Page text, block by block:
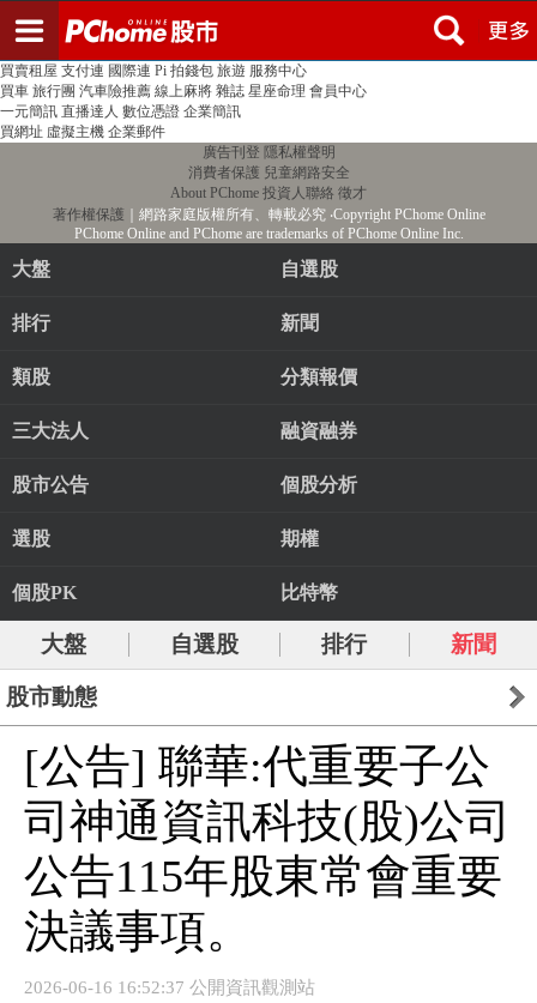
PChome首頁 線上購物 24h購物 書店
買賣租屋 支付連 國際連 Pi 拍錢包 旅遊 服務中心
買車 旅行團 汽車險推薦 線上麻將 雜誌 星座命理 會員中心
一元簡訊 直播達人 數位憑證 企業簡訊
買網址 虛擬主機 企業郵件
廣告刊登 隱私權聲明
消費者保護 兒童網路安全
About PChome 投資人聯絡 徵才
著作權保護 ｜網路家庭版權所有、轉載必究‧Copyright PChome Online
PChome Online and PChome are trademarks of PChome Online Inc.
大盤 自選股
排行 新聞
類股 分類報價
三大法人 融資融券
股市公告 個股分析
選股 期權
個股PK 比特幣
大盤 自選股 排行 新聞
股市動態
[公告] 聯華:代重要子公
司神通資訊科技(股)公司
公告115年股東常會重要
決議事項。
2026-06-16 16:52:37 公開資訊觀測站